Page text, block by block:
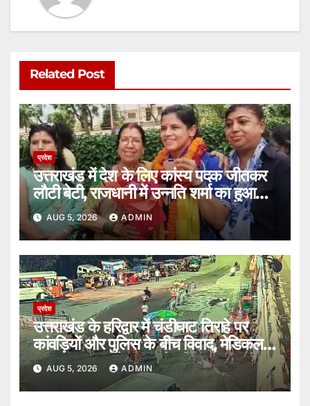
Related Post
प्रदेश
उत्तराखंड में देश के लिए कांस्य पदक जीतकर
लौटी बेटी, राजधानी में उन्नति शर्मा का हुआ
भव्य स्वागत।
AUG 5, 2026 ADMIN
प्रदेश
उत्तराखंड के हरिद्वार में चंडीघाट तिराहे पर
कांवड़ियों और पुलिस के बीच विवाद, मेडिकल
जांच में शराब पीने का आरोप निकला गलत।
AUG 5, 2026 ADMIN